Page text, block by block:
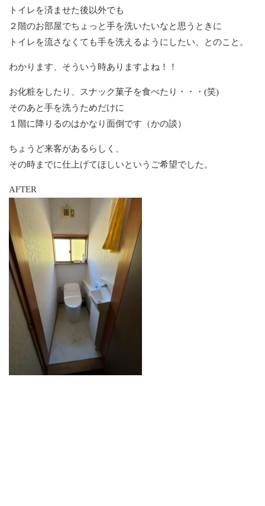
トイレを済ませた後以外でも
２階のお部屋でちょっと手を洗いたいなと思うときに
トイレを流さなくても手を洗えるようにしたい、とのこと。
わかります、そういう時ありますよね！！
お化粧をしたり、スナック菓子を食べたり・・・(笑)
そのあと手を洗うためだけに
１階に降りるのはかなり面倒です（かの談）
ちょうど来客があるらしく、
その時までに仕上げてほしいというご希望でした。
AFTER